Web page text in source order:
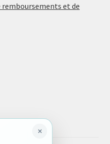
et de
×